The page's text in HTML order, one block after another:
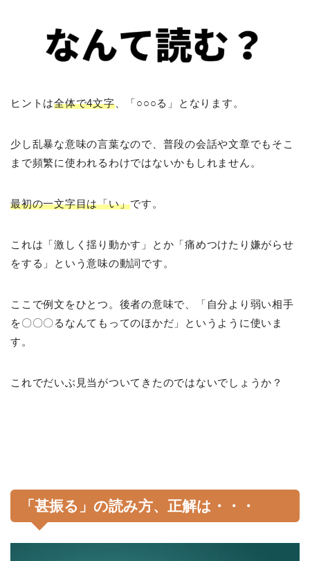
ヒントは全体で4文字、「○○○る」となります。
少し乱暴な意味の言葉なので、普段の会話や文章でもそこ
まで頻繁に使われるわけではないかもしれません。
最初の一文字目は「い」です。
これは「激しく揺り動かす」とか「痛めつけたり嫌がらせ
をする」という意味の動詞です。
ここで例文をひとつ。後者の意味で、「自分より弱い相手
を〇〇〇るなんてもってのほかだ」というように使いま
す。
これでだいぶ見当がついてきたのではないでしょうか？
「甚振る」の読み方、正解は・・・